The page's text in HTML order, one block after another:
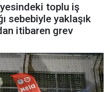
toplu iş
sebebiyle yaklaşık
itibaren grev